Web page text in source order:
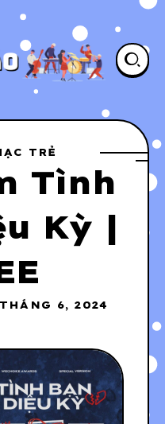
TRẺ
Tình
Kỳ |
6, 2024